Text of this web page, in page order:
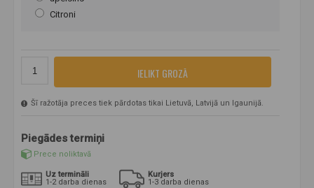
Citroni
IELIKT GROZĀ
Šī ražotāja preces tiek pārdotas tikai Lietuvā, Latvijā un Igaunijā.
Piegādes termiņi
Prece noliktavā
Uz termināli
1-2 darba dienas
Kurjers
1-3 darba dienas